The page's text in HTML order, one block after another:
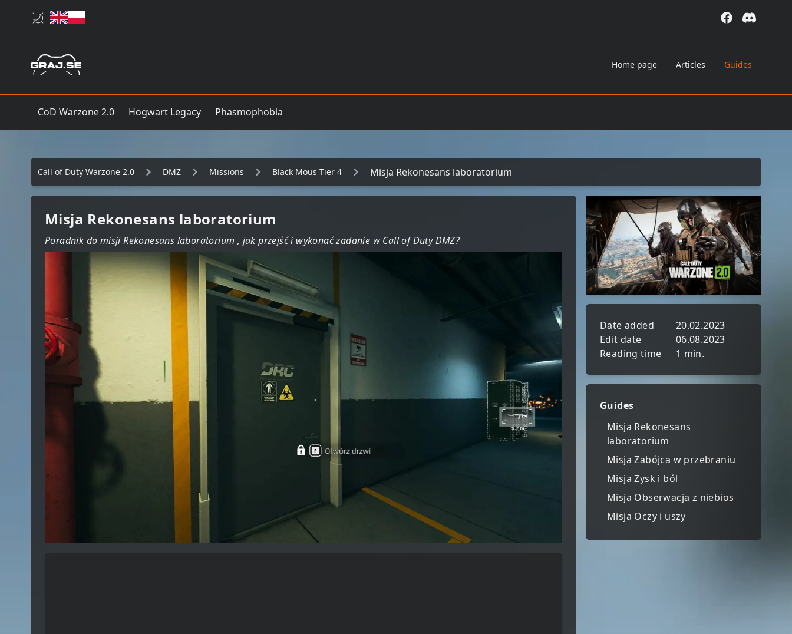
Home page Articles Guides
CoD Warzone 2.0 Hogwart Legacy Phasmophobia
Call of Duty Warzone 2.0 DMZ Missions Black Mous Tier 4 Misja Rekonesans laboratorium
Misja Rekonesans laboratorium
Poradnik do misji Rekonesans laboratorium , jak przejść i wykonać zadanie w Call of Duty DMZ?
Date added
20.02.2023
Edit date
06.08.2023
Reading time
1 min.
Guides
Misja Rekonesans
laboratorium
Misja Zabójca w przebraniu
Misja Zysk i ból
Misja Obserwacja z niebios
Misja Oczy i uszy